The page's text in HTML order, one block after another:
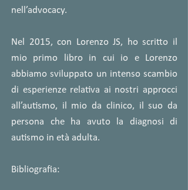
nell’advocacy.
Nel 2015, con Lorenzo JS, ho scritto il
mio primo libro in cui io e Lorenzo
abbiamo sviluppato un intenso scambio
di esperienze relativa ai nostri approcci
all’autismo, il mio da clinico, il suo da
persona che ha avuto la diagnosi di
autismo in età adulta.
Bibliografia: